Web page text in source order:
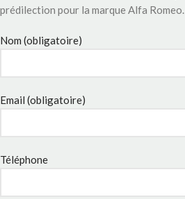
prédilection pour la marque Alfa Romeo.
Nom (obligatoire)
Email (obligatoire)
Téléphone